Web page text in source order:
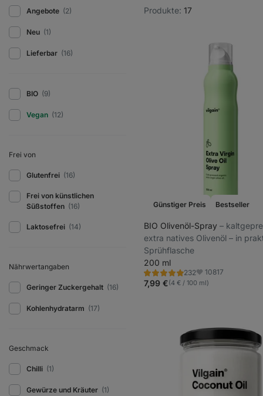
Produkte: 17
Angebote (2)
Neu (1)
Lieferbar (16)
BIO (9)
Vegan (12)
Frei von
Glutenfrei (16)
Frei von künstlichen
Süßstoffen (16)
Laktosefrei (14)
Nährwertangaben
Geringer Zuckergehalt (16)
Kohlenhydratarm (17)
Geschmack
Chilli (1)
Gewürze und Kräuter (1)
Günstiger Preis Bestseller
BIO Olivenöl-Spray ⁠–⁠
extra natives Olivenöl – in
Sprühflasche
200 ml
232
Bewertung
4.9/5,
232
Favoriten
10817
7,99 €(4 € / 100 ml)